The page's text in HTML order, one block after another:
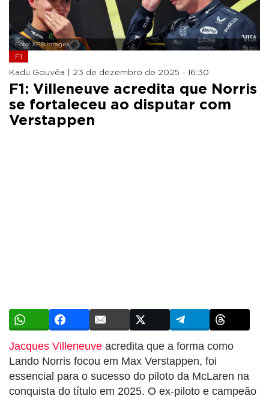
Foto: XPB Images
F1
Kadu Gouvêa | 23 de dezembro de 2025 - 16:30
F1: Villeneuve acredita que Norris
se fortaleceu ao disputar com
Verstappen
Jacques Villeneuve acredita que a forma como
Lando Norris focou em Max Verstappen, foi
essencial para o sucesso do piloto da McLaren na
conquista do título em 2025. O ex-piloto e campeão